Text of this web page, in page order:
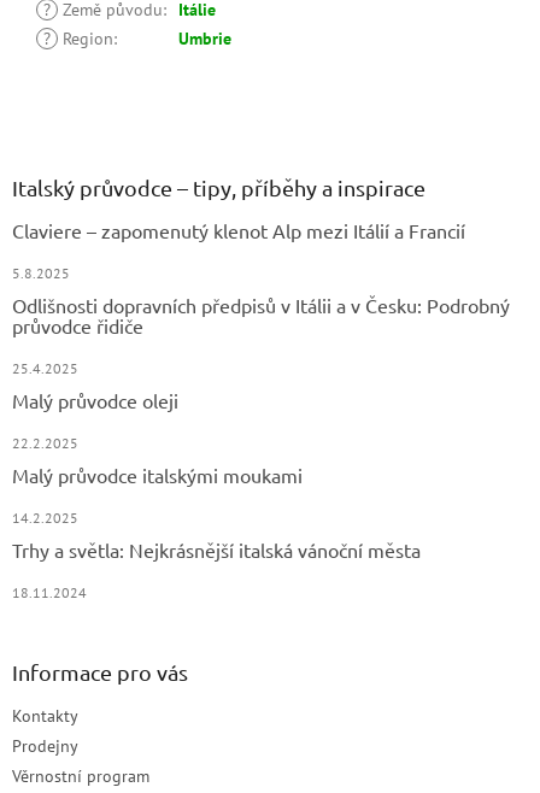
? Země původu:
Itálie
?
Region: Umbrie
Italský průvodce – tipy, příběhy a inspirace
Claviere – zapomenutý klenot Alp mezi Itálií a Francií
5.8.2025
Odlišnosti dopravních předpisů v Itálii a v Česku: Podrobný
průvodce řidiče
25.4.2025
Malý průvodce oleji
22.2.2025
Malý průvodce italskými moukami
14.2.2025
Trhy a světla: Nejkrásnější italská vánoční města
18.11.2024
Informace pro vás
Kontakty
Prodejny
Věrnostní program